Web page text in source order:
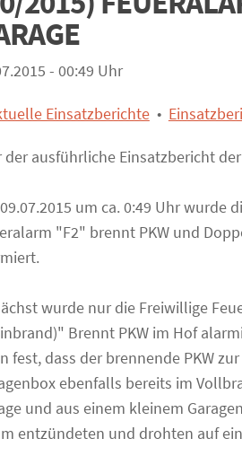
- 00:49 Uhr
Einsatzberichte•
der ausführliche Einsatzbericht der
um ca. 0:49 Uhr wurde
"F2" brennt PKW und
wurde nur die Freiwillige
Brennt PKW im Hof
fest, dass der brennende PKW
ebenfalls bereits im
und aus einem kleinem
entzündeten und drohten auf